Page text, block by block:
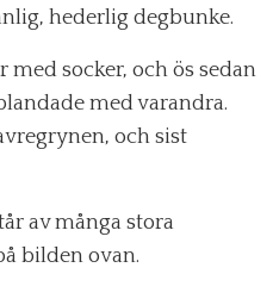
hederlig degbunke.
socker, och ös sedan
med varandra.
och sist
av många stora
bilden ovan.